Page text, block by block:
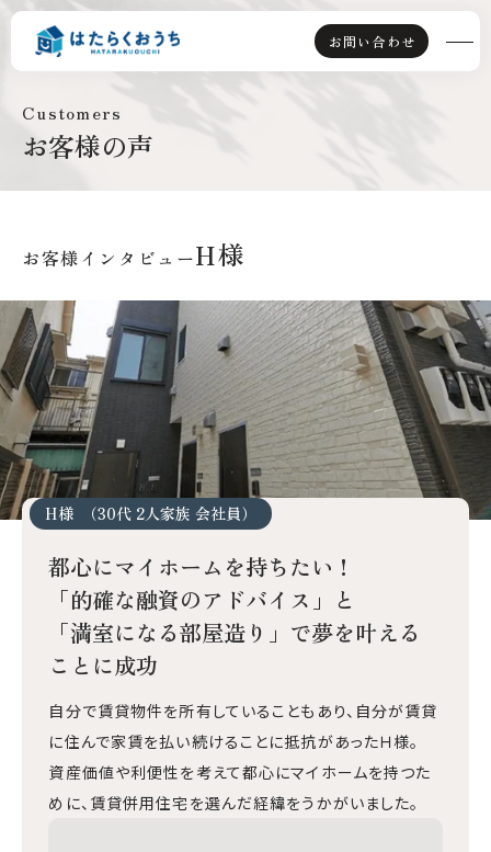
お問い合わせ
TOP
資産運用派
はたらくおうちとは
選ばれる理由
賃貸併用住宅とは
会社情報
会社案内
スタッフ紹介
お知らせ
事例紹介
コラム
Customers
お客様の声
お客様インタビューH様
都心にマイホームを持ちたい！
「的確な融資のアドバイス」と
「満室になる部屋造り」で夢を叶える
ことに成功
自分で賃貸物件を所有していることもあり、自分が賃貸
に住んで家賃を払い続けることに抵抗があったＨ様。
資産価値や利便性を考えて都心にマイホームを持つた
めに、賃貸併用住宅を選んだ経緯をうかがいました。
H様 （30代 2人家族 会社員）